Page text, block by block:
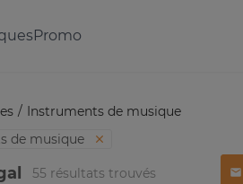
Promo
Instruments de musique
de musique
55 résultats trouvés